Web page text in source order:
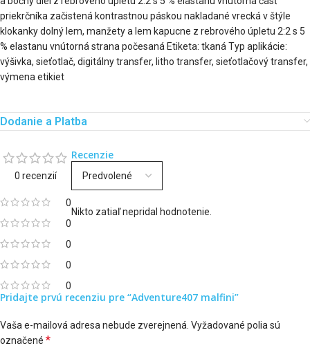
priekrčníka začistená kontrastnou páskou nakladané vrecká v štýle
klokanky dolný lem, manžety a lem kapucne z rebrového úpletu 2:2 s 5
% elastanu vnútorná strana počesaná Etiketa: tkaná Typ aplikácie:
výšivka, sieťotlač, digitálny transfer, litho transfer, sieťotlačový transfer,
výmena etikiet
Dodanie a Platba
0 recenzií
0
0
0
0
0
Recenzie
Nikto zatiaľ nepridal hodnotenie.
Pridajte prvú recenziu pre “Adventure407 malfini”
Vaša e-mailová adresa nebude zverejnená. Vyžadované polia sú
označené *